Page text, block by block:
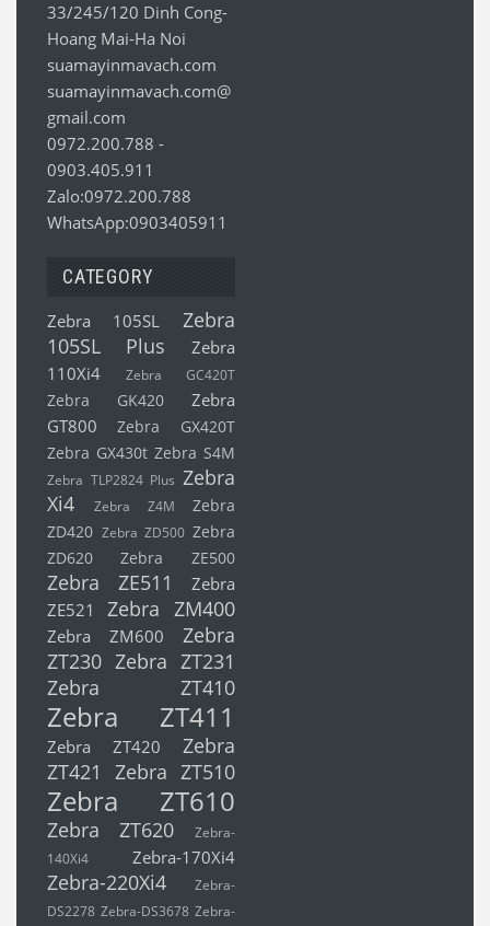
33/245/120 Dinh Cong-
Hoang Mai-Ha Noi
suamayinmavach.com
suamayinmavach.com@
gmail.com
0972.200.788 -
0903.405.911
Zalo:0972.200.788
WhatsApp:0903405911
CATEGORY
Zebra 105SL
Zebra
105SL Plus
Zebra
110Xi4
Zebra GC420T
Zebra GK420
Zebra
GT800
Zebra GX420T
Zebra GX430t Zebra S4M
Zebra TLP2824 Plus Zebra
Xi4
Zebra Z4M
Zebra
ZD420 Zebra ZD500 Zebra
ZD620
Zebra ZE500
Zebra ZE511
Zebra
ZE521
Zebra ZM400
Zebra ZM600
Zebra
ZT230 Zebra ZT231
Zebra ZT410
Zebra ZT411
Zebra ZT420
Zebra
ZT421
Zebra ZT510
Zebra ZT610
Zebra ZT620
Zebra-
140Xi4
Zebra-170Xi4
Zebra-220Xi4
Zebra-
DS2278 Zebra-DS3678 Zebra-